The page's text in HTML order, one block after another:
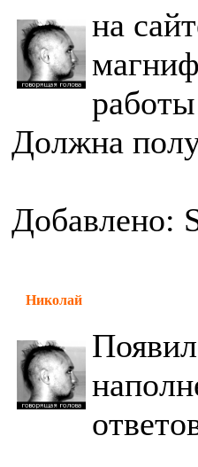
на
Должна
Добавлено:
Николай